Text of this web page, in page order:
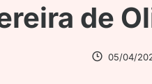
de
05/04/